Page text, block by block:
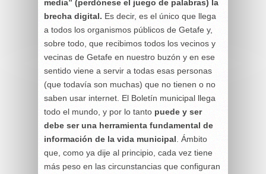
media” (perdónese el juego de palabras) la
brecha digital. Es decir, es el único que llega
a todos los organismos públicos de Getafe y,
sobre todo, que recibimos todos los vecinos y
vecinas de Getafe en nuestro buzón y en ese
sentido viene a servir a todas esas personas
(que todavía son muchas) que no tienen o no
saben usar internet. El Boletín municipal llega
todo el mundo, y por lo tanto puede y ser
debe ser una herramienta fundamental de
información de la vida municipal . Ámbito
que, como ya dije al principio, cada vez tiene
más peso en las circunstancias que configuran